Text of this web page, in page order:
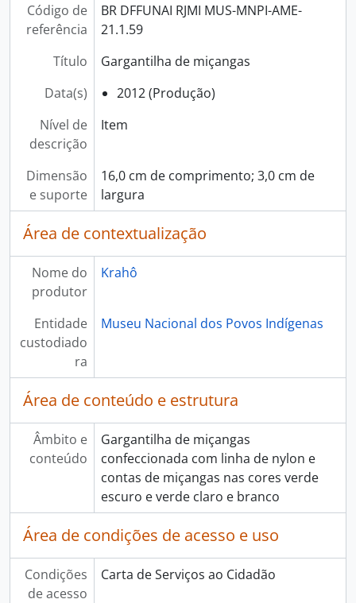
Código de
referência
BR DFFUNAI RJMI MUS-MNPI-AME-
21.1.59
Título
Gargantilha de miçangas
Data(s)
2012 (Produção)
Nível de
descrição
Item
Dimensão
e suporte
16,0 cm de comprimento; 3,0 cm de
largura
Área de contextualização
Nome do
produtor
Krahô
Entidade
custodiado
ra
Museu Nacional dos Povos Indígenas
Área de conteúdo e estrutura
Âmbito e
conteúdo
Gargantilha de miçangas
confeccionada com linha de nylon e
contas de miçangas nas cores verde
escuro e verde claro e branco
Área de condições de acesso e uso
Condições
de acesso
Carta de Serviços ao Cidadão